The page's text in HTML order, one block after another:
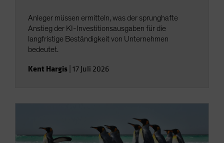
Anleger müssen ermitteln, was der sprunghafte
Anstieg der KI-Investitionsausgaben für die
langfristige Beständigkeit von Unternehmen
bedeutet.
Kent Hargis 17 Juli 2026